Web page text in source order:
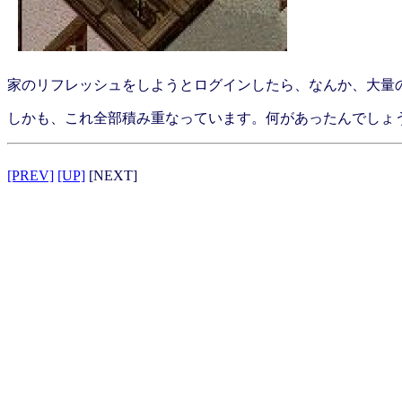
家のリフレッシュをしようとログインしたら、なんか、大量
しかも、これ全部積み重なっています。何があったんでしょ
[PREV] [UP] [NEXT]